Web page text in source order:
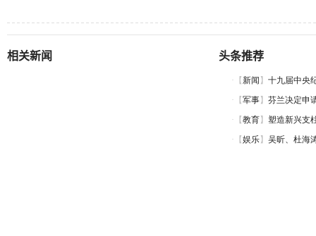
相关新闻 头条推荐